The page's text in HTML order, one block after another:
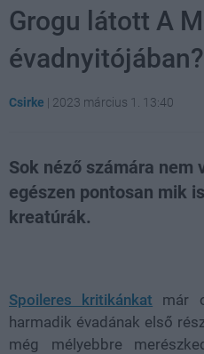
Grogu látott A
évadnyitójában?
Csirke | 2023 március 1. 13:40
Sok néző számára nem
egészen pontosan mik
kreatúrák.
Spoileres kritikánkat már
harmadik évadának első
még mélyebbre